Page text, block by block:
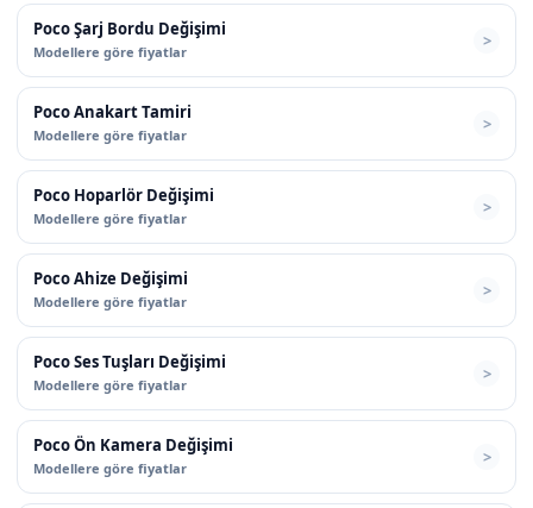
Poco Şarj Bordu Değişimi
Modellere göre fiyatlar
Poco Anakart Tamiri
Modellere göre fiyatlar
Poco Hoparlör Değişimi
Modellere göre fiyatlar
Poco Ahize Değişimi
Modellere göre fiyatlar
Poco Ses Tuşları Değişimi
Modellere göre fiyatlar
Poco Ön Kamera Değişimi
Modellere göre fiyatlar